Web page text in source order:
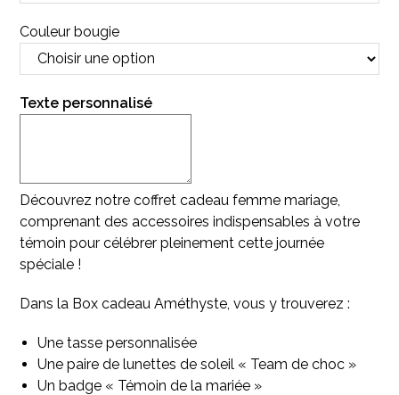
Couleur bougie
Texte personnalisé
Découvrez notre coffret cadeau femme mariage,
comprenant des accessoires indispensables à votre
témoin pour célébrer pleinement cette journée
spéciale !
Dans la Box cadeau Améthyste, vous y trouverez :
Unetasse personnalisée
Unepaire de lunettes de soleil « Team de choc »
Unbadge « Témoin de la mariée »